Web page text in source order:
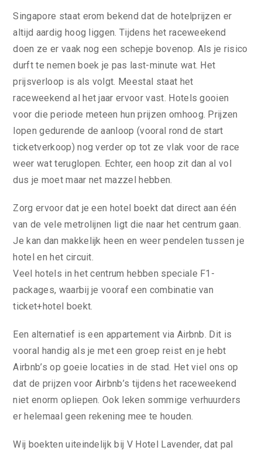
Singapore staat erom bekend dat de hotelprijzen er
altijd aardig hoog liggen. Tijdens het raceweekend
doen ze er vaak nog een schepje bovenop. Als je risico
durft te nemen boek je pas last-minute wat. Het
prijsverloop is als volgt. Meestal staat het
raceweekend al het jaar ervoor vast. Hotels gooien
voor die periode meteen hun prijzen omhoog. Prijzen
lopen gedurende de aanloop (vooral rond de start
ticketverkoop) nog verder op tot ze vlak voor de race
weer wat teruglopen. Echter, een hoop zit dan al vol
dus je moet maar net mazzel hebben.
Zorg ervoor dat je een hotel boekt dat direct aan één
van de vele metrolijnen ligt die naar het centrum gaan.
Je kan dan makkelijk heen en weer pendelen tussen je
hotel en het circuit.
Veel hotels in het centrum hebben speciale F1-
packages, waarbij je vooraf een combinatie van
ticket+hotel boekt.
Een alternatief is een appartement via Airbnb. Dit is
vooral handig als je met een groep reist en je hebt
Airbnb’s op goeie locaties in de stad. Het viel ons op
dat de prijzen voor Airbnb’s tijdens het raceweekend
niet enorm opliepen. Ook leken sommige verhuurders
er helemaal geen rekening mee te houden.
Wij boekten uiteindelijk bij V Hotel Lavender, dat pal